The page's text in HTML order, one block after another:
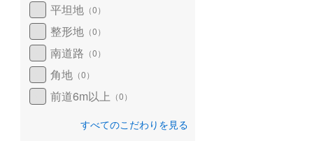
平坦地 （0）
整形地 （0）
南道路 （0）
角地 （0）
前道6m以上 （0）
すべてのこだわりを見る